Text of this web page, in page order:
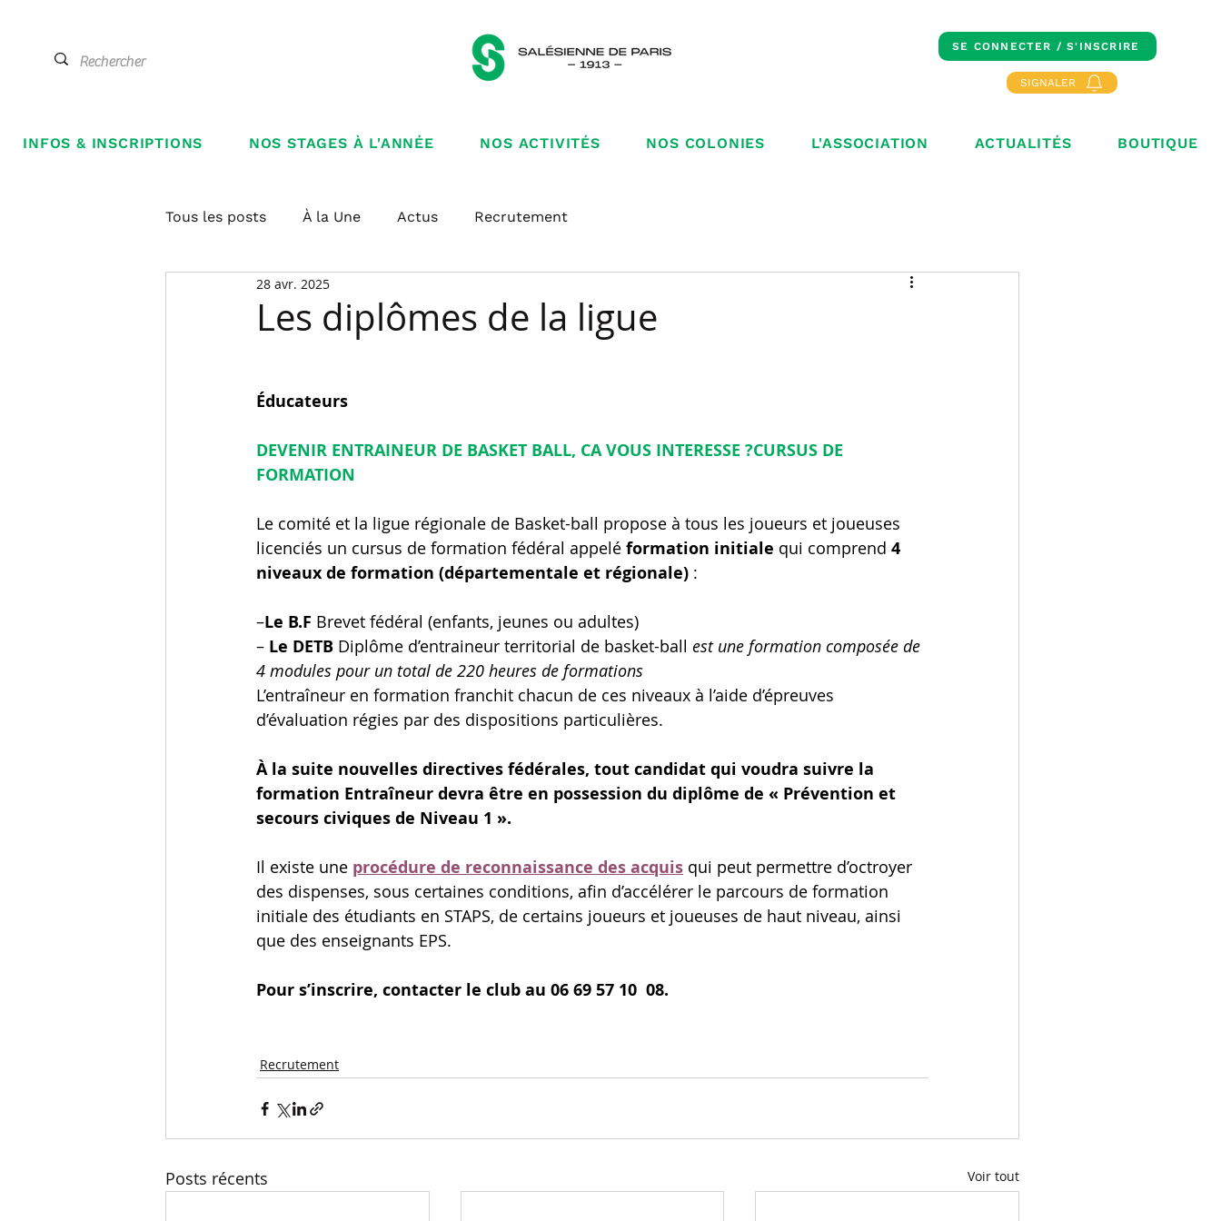
SE CONNECTER / S'INSCRIRE
SIGNALER
INFOS & INSCRIPTIONS NOS STAGES À L'ANNÉE NOS ACTIVITÉS NOS COLONIES L'ASSOCIATION ACTUALITÉS BOUTIQUE
Tous les posts À la Une Actus Recrutement
Les diplômes de la ligue
28 avr. 2025
Éducateurs
DEVENIR ENTRAINEUR DE BASKET BALL, CA VOUS INTERESSE ?CURSUS DE
FORMATION
Le comité et la ligue régionale de Basket-ball propose à tous les joueurs et joueuses
licenciés un cursus de formation fédéral appelé formation initiale qui comprend 4
niveaux de formation (départementale et régionale) :
–Le B.F Brevet fédéral (enfants, jeunes ou adultes)
– Le DETB Diplôme d’entraineur territorial de basket-ball est une formation composée de
4 modules pour un total de 220 heures de formations
L’entraîneur en formation franchit chacun de ces niveaux à l’aide d’épreuves
d’évaluation régies par des dispositions particulières.
À la suite nouvelles directives fédérales, tout candidat qui voudra suivre la
formation Entraîneur devra être en possession du diplôme de « Prévention et
secours civiques de Niveau 1 ».
Il existe une procédure de reconnaissance des acquis qui peut permettre d’octroyer
des dispenses, sous certaines conditions, afin d’accélérer le parcours de formation
initiale des étudiants en STAPS, de certains joueurs et joueuses de haut niveau, ainsi
que des enseignants EPS.
Pour s’inscrire, contacter le club au 06 69 57 10  08.
Recrutement
Posts récents Voir tout